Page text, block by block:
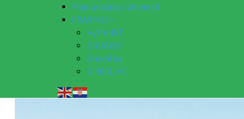
Popularizacija znanosti
ERASMUS+
HyPro4ST
DIGIAGRI
GreenTea
CIRCOLIVE